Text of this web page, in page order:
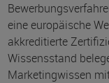
eine europäische
akkreditierte
Wissensstand
Marketingwissen